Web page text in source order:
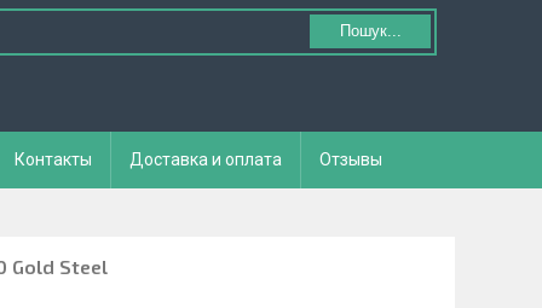
Пошук...
Контакты Доставка и оплата Отзывы
Gold Steel